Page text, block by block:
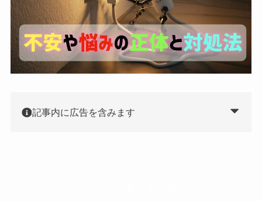
記事内に広告を含みます